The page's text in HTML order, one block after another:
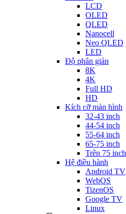
LCD
OLED
QLED
Nanocell
Neo QLED
LED
Độ phân giản
8K
4K
Full HD
HD
Kích cỡ màn hình
32-43 inch
44-54 inch
55-64 inch
65-75 inch
Trên 75 inch
Hệ điều hành
Android TV
WebOS
TizenOS
Google TV
Linux